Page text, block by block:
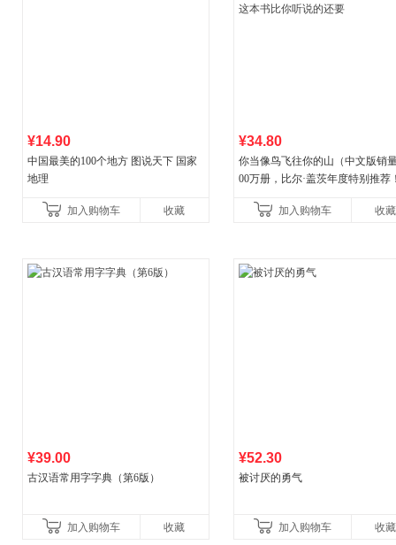
¥14.90
中国最美的100个地方 图说天下 国家
地理
加入购物车 收藏
¥34.80
你当像鸟飞往你的山（中文版销
00万册，比尔·盖茨年度特别推荐
比你听说的还要
加入购物车 收藏
¥39.00
古汉语常用字字典（第6版）
加入购物车 收藏
¥52.30
被讨厌的勇气
加入购物车 收藏